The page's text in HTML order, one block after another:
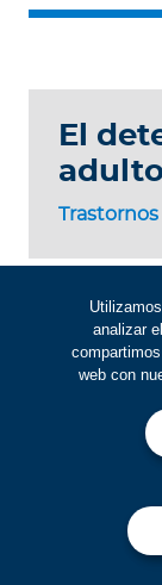
analizar
web con
El
Cáncer